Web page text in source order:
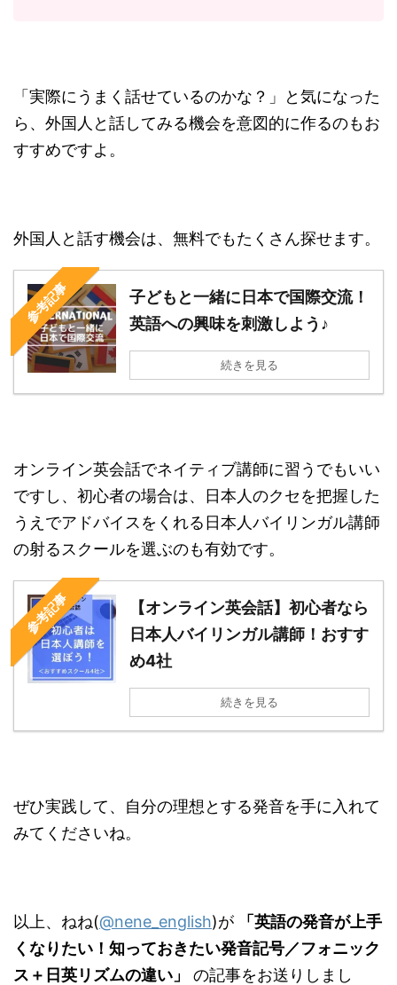
「実際にうまく話せているのかな？」と気になった
ら、外国人と話してみる機会を意図的に作るのもお
すすめですよ。
外国人と話す機会は、無料でもたくさん探せます。
参考記事
子どもと一緒に日本で国際交流！
英語への興味を刺激しよう♪
続きを見る
オンライン英会話でネイティブ講師に習うでもいい
ですし、初心者の場合は、日本人のクセを把握した
うえでアドバイスをくれる日本人バイリンガル講師
の射るスクールを選ぶのも有効です。
参考記事
【オンライン英会話】初心者なら
日本人バイリンガル講師！おすす
め4社
続きを見る
ぜひ実践して、自分の理想とする発音を手に入れて
みてくださいね。
以上、ねね(@nene_english)が
「英語の発音が上手
くなりたい！知っておきたい発音記号／フォニック
ス＋日英リズムの違い」
の記事をお送りしまし